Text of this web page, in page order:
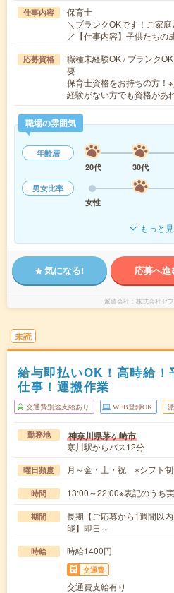
仕事内容
保育士
＼ブランクOKです！ご家
／【仕事内容】子供たち
応募資格
職種未経験OK / ブランク
要
保育士資格をお持ちの方！
経験がない方でも資格があ
職場の雰囲気
年齢層
20代
30代
男女比率
女性
もっと
気になる! 応募へ進
派遣会社 株式会社ゼ
未読
給与即払いOK！高時給！
仕事！運搬作業
交通費別途支給あり WEB登録OK
勤務地 神奈川県茅ヶ崎市
寒川駅からバス12分
曜日頻度 月～金・土・祝 ※シフト制
時間 13:00～22:00※表記のうち実
期間
長期【ご応募から1週間以
能】即日～
時給 時給1400円
交通費
交通費支給有り